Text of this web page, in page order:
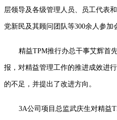
层领导及各级管理人员、员工代表
党新民及其顾问团队等300余人参加
精益TPM推行办总干事艾辉首
报，对精益管理工作的推进成效进
的不足，并提出了改进方向。
3A公司项目总监武庆生对精益